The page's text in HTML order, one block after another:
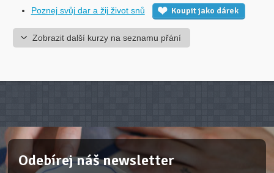
Poznej svůj dar a žij život snů Koupit jako dárek
Zobrazit další kurzy na seznamu přání
Odebírej náš newsletter